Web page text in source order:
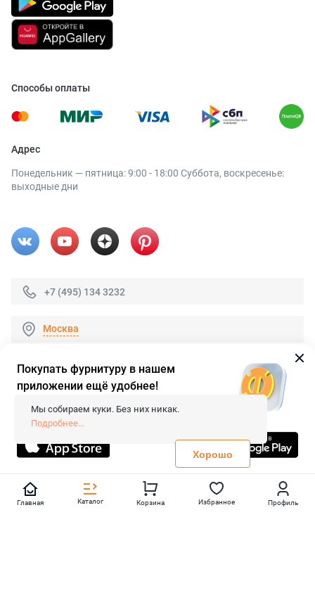
Способы оплаты
Адрес
Понедельник — пятница: 9:00 - 18:00 Суббота, воскресенье:
выходные дни
+7 (495) 134 3232
Москва
© 2026 «FieraShop.ru»
Сопровождение сайта
- Вебформат.
Все права защищены.
Не является публичной офертой
Политика конфиденциальности
Главная Каталог Корзина Избранное Профиль
Покупать фурнитуру в нашем
приложении ещё удобнее!
Мы собираем куки. Без них никак.
Подробнее...
Хорошо